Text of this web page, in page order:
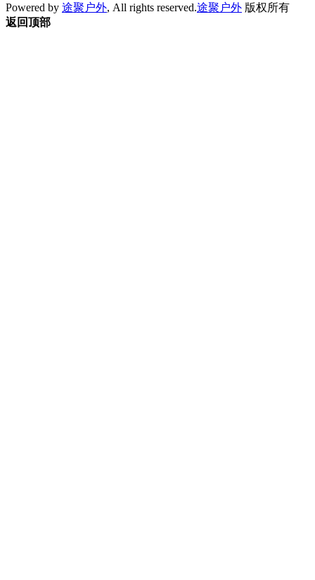
Powered by 途聚户外, All rights reserved.途聚户外 版权所有
返回顶部